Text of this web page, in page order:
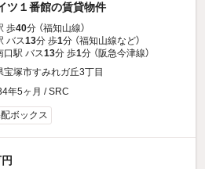
ツ１番館の賃貸物件
歩40分 （福知山線）
バス13分 歩1分 （福知山線など）
口駅 バス13分 歩1分 （阪急今津線）
宝塚市すみれガ丘3丁目
年5ヶ月 / SRC
ボックス